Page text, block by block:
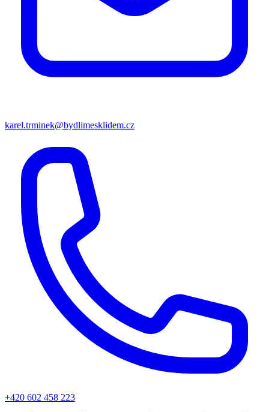
karel.trminek@bydlimesklidem.cz
+420 602 458 223